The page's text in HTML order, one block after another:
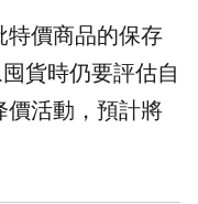
特價商品的保存
貨時仍要評估自
價活動，預計將